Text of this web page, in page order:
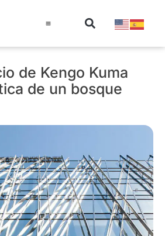
de Kengo Kuma
de un bosque